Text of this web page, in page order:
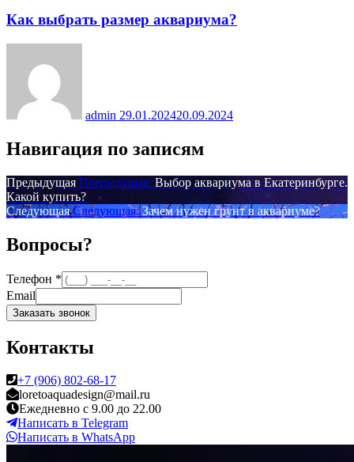
Как выбрать размер аквариума?
admin 29.01.202420.09.2024
Навигация по записям
Предыдущая Предыдущая: Выбор аквариума в Екатеринбурге.
Какой купить?
Следующая Следующая: Зачем нужен грунт в аквариуме?
Вопросы?
Телефон *
Email
Заказать звонок
Контакты
+7 (906) 802-68-17
loretoaquadesign@mail.ru
Ежедневно с 9.00 до 22.00
Написать в Telegram
Написать в WhatsApp